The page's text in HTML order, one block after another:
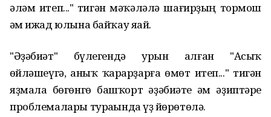
әләм итеп..." тигән мәҡәләлә шағирҙың тормош
һәм ижад юлына байҡау яһай.
"Әҙәбиәт" бүлегендә урын алған "Асыҡ
һөйләшеүгә, аныҡ ҡарарҙарға өмөт итеп..." тигән
яҙмала бөгөнгө башҡорт әҙәбиәте һәм әҙиптәре
проблемалары тураһында һүҙ йөрөтөлә.